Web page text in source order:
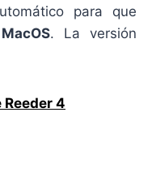
para que
MacOS. La versión
4